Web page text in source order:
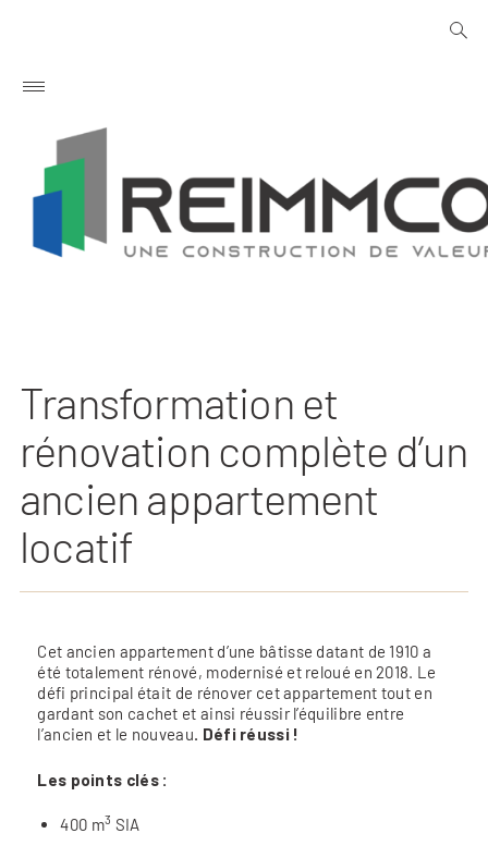
Primary
open
Transformation et
rénovation complète d’un
ancien appartement
locatif
Cet ancien appartement d’une bâtisse datant de 1910 a
été totalement rénové, modernisé et reloué en 2018. Le
défi principal était de rénover cet appartement tout en
gardant son cachet et ainsi réussir l’équilibre entre
l’ancien et le nouveau. Défi réussi !
Les points clés :
400 m3 SIA